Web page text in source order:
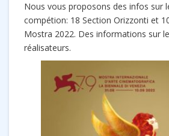
Nous vous proposons des infos sur
compétion: 18 Section Orizzonti et
Mostra 2022. Des informations sur
réalisateurs.